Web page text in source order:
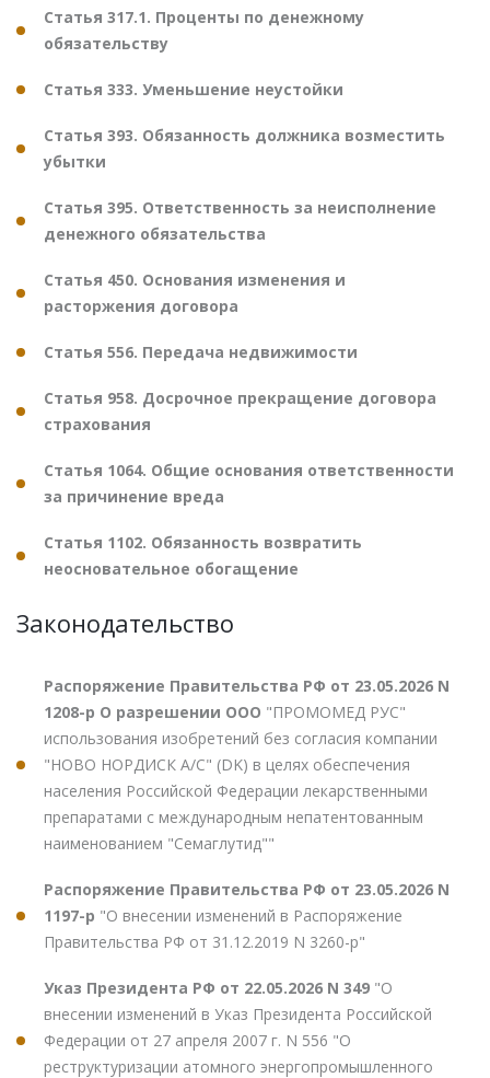
Статья 317.1. Проценты по денежному
обязательству
Статья 333. Уменьшение неустойки
Статья 393. Обязанность должника возместить
убытки
Статья 395. Ответственность за неисполнение
денежного обязательства
Статья 450. Основания изменения и
расторжения договора
Статья 556. Передача недвижимости
Статья 958. Досрочное прекращение договора
страхования
Статья 1064. Общие основания ответственности
за причинение вреда
Статья 1102. Обязанность возвратить
неосновательное обогащение
Законодательство
Распоряжение Правительства РФ от 23.05.2026 N
1208-р О разрешении ООО "ПРОМОМЕД РУС"
использования изобретений без согласия компании
"НОВО НОРДИСК А/С" (DK) в целях обеспечения
населения Российской Федерации лекарственными
препаратами с международным непатентованным
наименованием "Семаглутид""
Распоряжение Правительства РФ от 23.05.2026 N
1197-р "О внесении изменений в Распоряжение
Правительства РФ от 31.12.2019 N 3260-р"
Указ Президента РФ от 22.05.2026 N 349 "О
внесении изменений в Указ Президента Российской
Федерации от 27 апреля 2007 г. N 556 "О
реструктуризации атомного энергопромышленного